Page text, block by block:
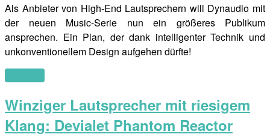
Als Anbieter von High-End Lautsprechern will Dynaudio mit
der neuen Music-Serie nun ein größeres Publikum
ansprechen. Ein Plan, der dank intelligenter Technik und
unkonventionellem Design aufgehen dürfte!
(mehr …)
Winziger Lautsprecher mit riesigem
Klang: Devialet Phantom Reactor